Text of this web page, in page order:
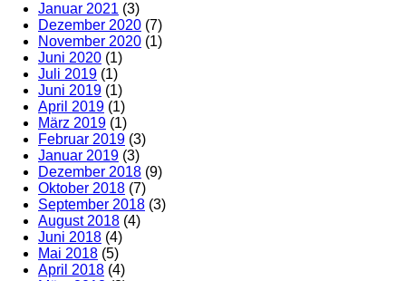
Januar 2021 (3)
Dezember 2020 (7)
November 2020 (1)
Juni 2020 (1)
Juli 2019 (1)
Juni 2019 (1)
April 2019 (1)
März 2019 (1)
Februar 2019 (3)
Januar 2019 (3)
Dezember 2018 (9)
Oktober 2018 (7)
September 2018 (3)
August 2018 (4)
Juni 2018 (4)
Mai 2018 (5)
April 2018 (4)